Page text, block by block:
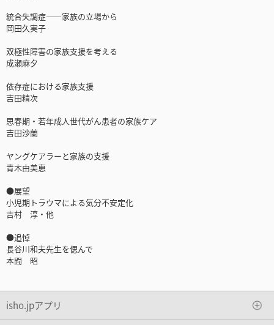
統合失調症――家族の立場から
岡田久実子
双極性障害の家族支援を考える
成瀬麻夕
依存症における家族支援
吉田精次
思春期・若年成人世代がん患者の家族ケア
吉田沙蘭
ヤングケアラーと家族の支援
青木由美恵
●展望
小児期トラウマによる気分不安定化
吉村 淳・他
●追悼
長谷川和夫先生を偲んで
本間 昭
isho.jpアプリ